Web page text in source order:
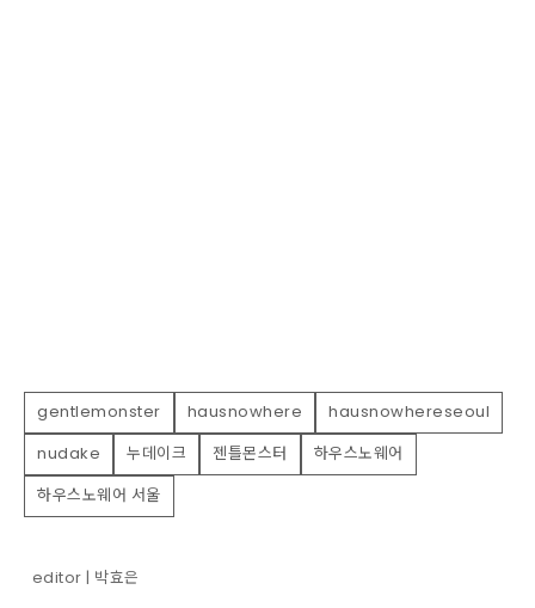
gentlemonster hausnowhere
hausnowhereseoul
nudake
누데이크 젠틀몬스터
하우스노웨어
하우스노웨어 서울
editor | 박효은